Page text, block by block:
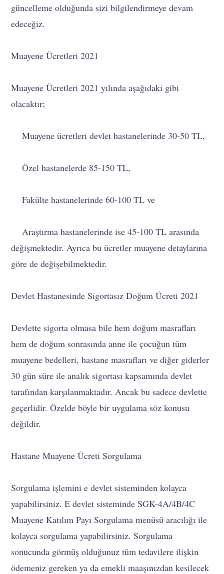
güncelleme olduğunda sizi bilgilendirmeye devam
edeceğiz.
Muayene Ücretleri 2021
Muayene Ücretleri 2021 yılında aşağıdaki gibi
olacaktır;
Muayene ücretleri devlet hastanelerinde 30-50 TL,
Özel hastanelerde 85-150 TL,
Fakülte hastanelerinde 60-100 TL ve
Araştırma hastanelerinde ise 45-100 TL arasında
değişmektedir. Ayrıca bu ücretler muayene detaylarına
göre de değişebilmektedir.
Devlet Hastanesinde Sigortasız Doğum Ücreti 2021
Devlette sigorta olmasa bile hem doğum masrafları
hem de doğum sonrasında anne ile çocuğun tüm
muayene bedelleri, hastane masrafları ve diğer giderler
30 gün süre ile analık sigortası kapsamında devlet
tarafından karşılanmaktadır. Ancak bu sadece devlette
geçerlidir. Özelde böyle bir uygulama söz konusu
değildir.
Hastane Muayene Ücreti Sorgulama
Sorgulama işlemini e devlet sisteminden kolayca
yapabilirsiniz. E devlet sisteminde SGK-4A/4B/4C
Muayene Katılım Payı Sorgulama menüsü aracılığı ile
kolayca sorgulama yapabilirsiniz. Sorgulama
sonucunda görmüş olduğunuz tüm tedavilere ilişkin
ödemeniz gereken ya da emekli maaşınızdan kesilecek